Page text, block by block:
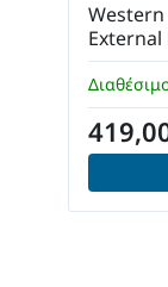
External
WDC